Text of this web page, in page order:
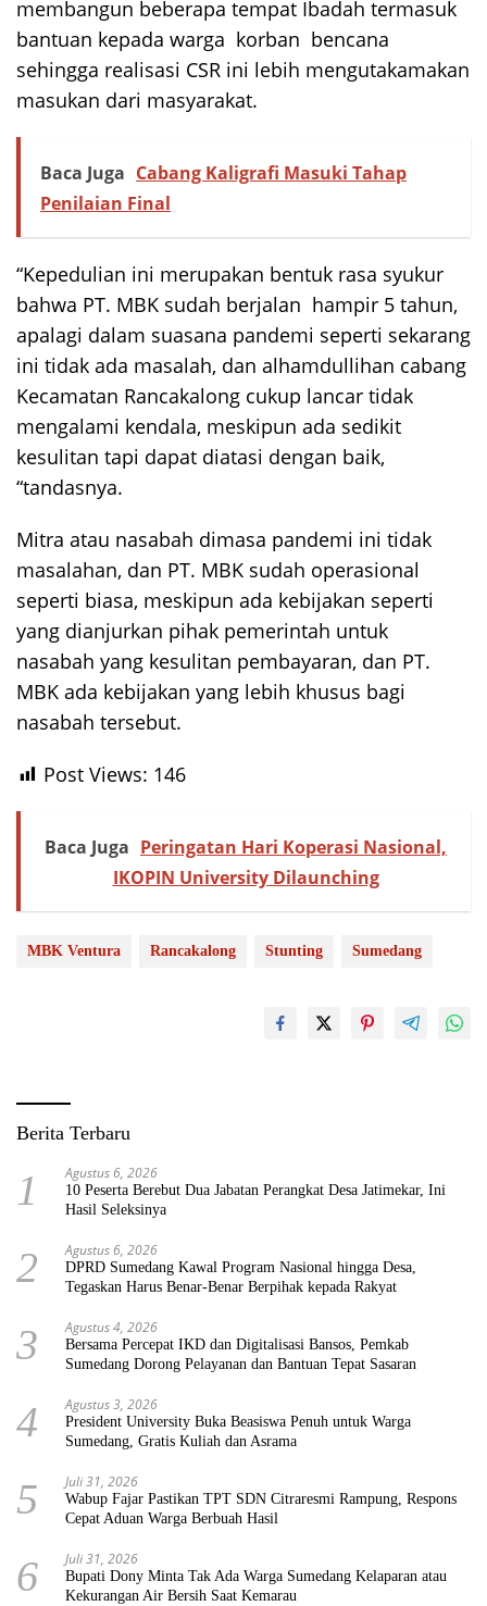
membangun beberapa tempat Ibadah termasuk
bantuan kepada warga korban bencana
sehingga realisasi CSR ini lebih mengutakamakan
masukan dari masyarakat.
Baca Juga Cabang Kaligrafi Masuki Tahap
Penilaian Final
“Kepedulian ini merupakan bentuk rasa syukur
bahwa PT. MBK sudah berjalan hampir 5 tahun,
apalagi dalam suasana pandemi seperti sekarang
ini tidak ada masalah, dan alhamdullihan cabang
Kecamatan Rancakalong cukup lancar tidak
mengalami kendala, meskipun ada sedikit
kesulitan tapi dapat diatasi dengan baik,
“tandasnya.
Mitra atau nasabah dimasa pandemi ini tidak
masalahan, dan PT. MBK sudah operasional
seperti biasa, meskipun ada kebijakan seperti
yang dianjurkan pihak pemerintah untuk
nasabah yang kesulitan pembayaran, dan PT.
MBK ada kebijakan yang lebih khusus bagi
nasabah tersebut.
Post Views: 146
Baca Juga Peringatan Hari Koperasi Nasional,
IKOPIN University Dilaunching
MBK Ventura Rancakalong Stunting Sumedang
Berita Terbaru
1 Agustus 6, 2026
10 Peserta Berebut Dua Jabatan Perangkat Desa Jatimekar, Ini
Hasil Seleksinya
2 Agustus 6, 2026
DPRD Sumedang Kawal Program Nasional hingga Desa,
Tegaskan Harus Benar-Benar Berpihak kepada Rakyat
3 Agustus 4, 2026
Bersama Percepat IKD dan Digitalisasi Bansos, Pemkab
Sumedang Dorong Pelayanan dan Bantuan Tepat Sasaran
4 Agustus 3, 2026
President University Buka Beasiswa Penuh untuk Warga
Sumedang, Gratis Kuliah dan Asrama
5 Juli 31, 2026
Wabup Fajar Pastikan TPT SDN Citraresmi Rampung, Respons
Cepat Aduan Warga Berbuah Hasil
6 Juli 31, 2026
Bupati Dony Minta Tak Ada Warga Sumedang Kelaparan atau
Kekurangan Air Bersih Saat Kemarau